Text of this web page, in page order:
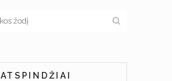
ATSPINDŽIAI